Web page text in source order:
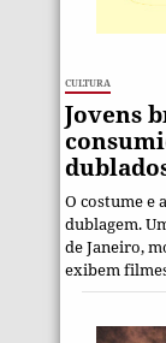
Cultura
Jovens
O costume e
dublagem.
de Janeiro,
exibem